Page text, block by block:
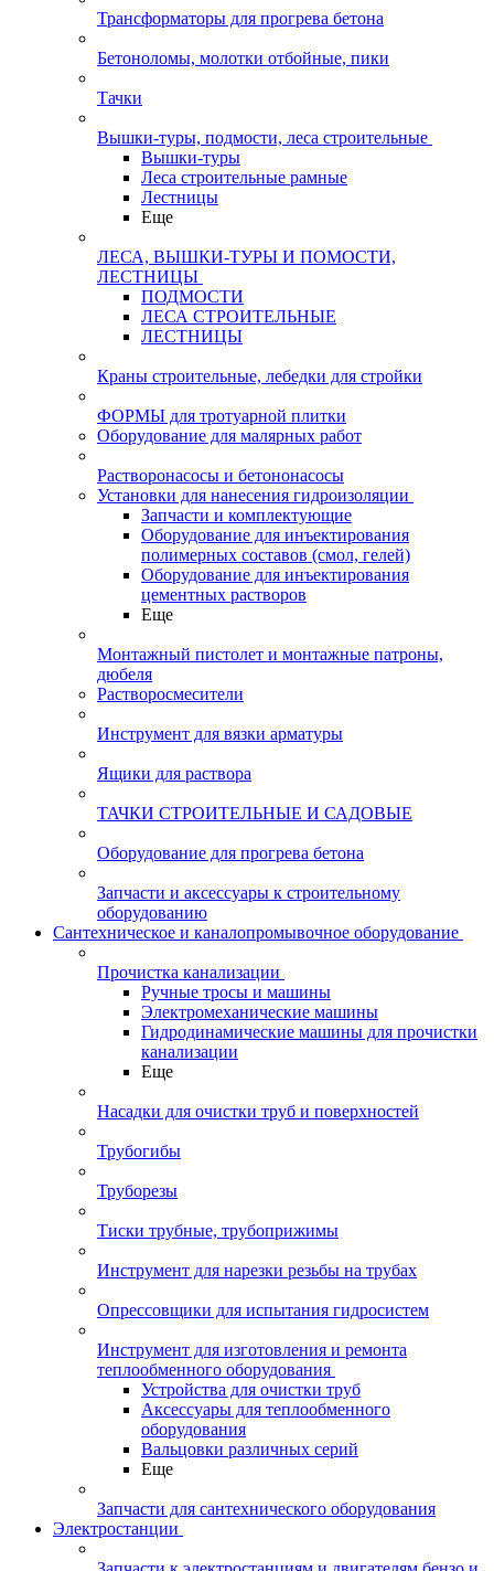
Трансформаторы для прогрева бетона
Бетоноломы, молотки отбойные, пики
Тачки
Вышки-туры, подмости, леса строительные
Вышки-туры
Леса строительные рамные
Лестницы
Еще
ЛЕСА, ВЫШКИ-ТУРЫ И ПОМОСТИ,
ЛЕСТНИЦЫ
ПОДМОСТИ
ЛЕСА СТРОИТЕЛЬНЫЕ
ЛЕСТНИЦЫ
Краны строительные, лебедки для стройки
ФОРМЫ для тротуарной плитки
Оборудование для малярных работ
Растворонасосы и бетононасосы
Установки для нанесения гидроизоляции
Запчасти и комплектующие
Оборудование для инъектирования
полимерных составов (смол, гелей)
Оборудование для инъектирования
цементных растворов
Еще
Монтажный пистолет и монтажные патроны,
дюбеля
Растворосмесители
Инструмент для вязки арматуры
Ящики для раствора
ТАЧКИ СТРОИТЕЛЬНЫЕ И САДОВЫЕ
Оборудование для прогрева бетона
Запчасти и аксессуары к строительному
оборудованию
Сантехническое и каналопромывочное оборудование
Прочистка канализации
Ручные тросы и машины
Электромеханические машины
Гидродинамические машины для прочистки
канализации
Еще
Насадки для очистки труб и поверхностей
Трубогибы
Труборезы
Тиски трубные, трубоприжимы
Инструмент для нарезки резьбы на трубах
Опрессовщики для испытания гидросистем
Инструмент для изготовления и ремонта
теплообменного оборудования
Устройства для очистки труб
Аксессуары для теплообменного
оборудования
Вальцовки различных серий
Еще
Запчасти для сантехнического оборудования
Электростанции